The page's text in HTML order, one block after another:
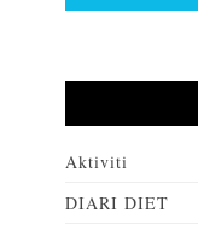
Aktiviti
DIARI DIET